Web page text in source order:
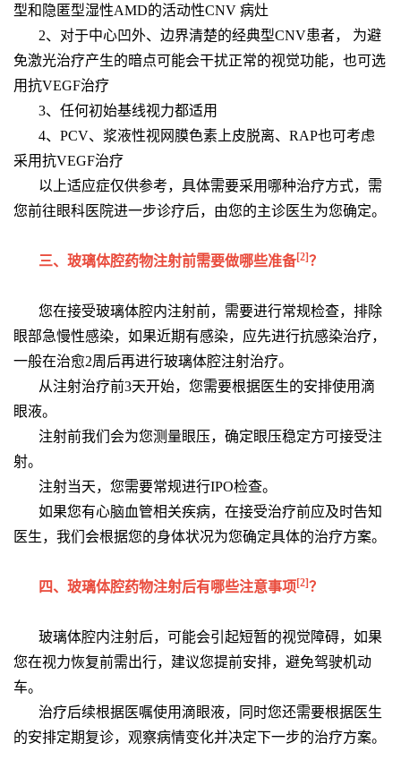
型和隐匿型湿性AMD的活动性CNV 病灶
2、对于中心凹外、边界清楚的经典型CNV患者， 为避
免激光治疗产生的暗点可能会干扰正常的视觉功能，也可选
用抗VEGF治疗
3、任何初始基线视力都适用
4、PCV、浆液性视网膜色素上皮脱离、RAP也可考虑
采用抗VEGF治疗
以上适应症仅供参考，具体需要采用哪种治疗方式，需
您前往眼科医院进一步诊疗后，由您的主诊医生为您确定。
三、玻璃体腔药物注射前需要做哪些准备[2]？
您在接受玻璃体腔内注射前，需要进行常规检查，排除
眼部急慢性感染，如果近期有感染，应先进行抗感染治疗，
一般在治愈2周后再进行玻璃体腔注射治疗。
从注射治疗前3天开始，您需要根据医生的安排使用滴
眼液。
注射前我们会为您测量眼压，确定眼压稳定方可接受注
射。
注射当天，您需要常规进行IPO检查。
如果您有心脑血管相关疾病，在接受治疗前应及时告知
医生，我们会根据您的身体状况为您确定具体的治疗方案。
四、玻璃体腔药物注射后有哪些注意事项 [2]？
玻璃体腔内注射后，可能会引起短暂的视觉障碍，如果
您在视力恢复前需出行，建议您提前安排，避免驾驶机动
车。
治疗后续根据医嘱使用滴眼液，同时您还需要根据医生
的安排定期复诊，观察病情变化并决定下一步的治疗方案。